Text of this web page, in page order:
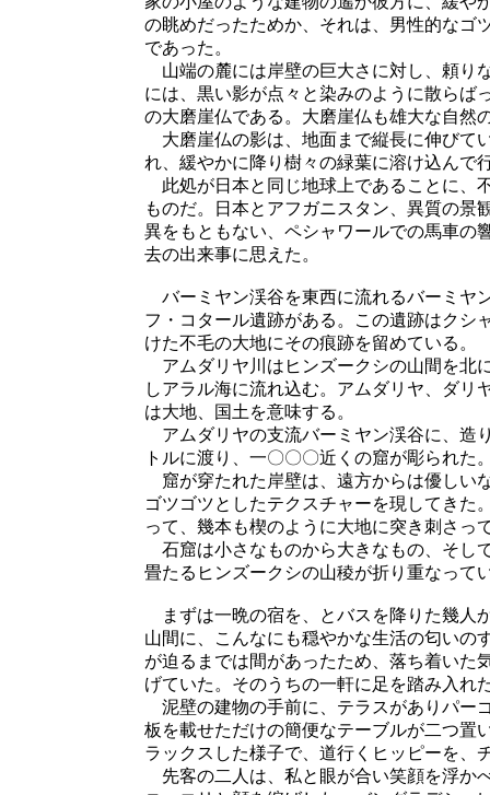
の眺めだったためか、それは、男性的なゴ
であった。
山端の麓には岸壁の巨大さに対し、頼り
には、黒い影が点々と染みのように散らば
の大磨崖仏である。大磨崖仏も雄大な自然
大磨崖仏の影は、地面まで縦長に伸びて
れ、緩やかに降り樹々の緑葉に溶け込んで
此処が日本と同じ地球上であることに、
ものだ。日本とアフガニスタン、異質の景
異をもともない、ペシャワールでの馬車の
去の出来事に思えた。
バーミヤン渓谷を東西に流れるバーミヤ
フ・コタール遺跡がある。この遺跡はクシ
けた不毛の大地にその痕跡を留めている。
アムダリヤ川はヒンズークシの山間を北
しアラル海に流れ込む。アムダリヤ、ダリ
は大地、国土を意味する。
アムダリヤの支流バーミヤン渓谷に、造
トルに渡り、一〇〇〇近くの窟が彫られ
窟が穿たれた岸壁は、遠方からは優しい
ゴツゴツとしたテクスチャーを現してきた
って、幾本も楔のように大地に突き刺さっ
石窟は小さなものから大きなもの、そし
畳たるヒンズークシの山稜が折り重なって
まずは一晩の宿を、とバスを降りた幾人
山間に、こんなにも穏やかな生活の匂いの
が迫るまでは間があったため、落ち着いた
げていた。そのうちの一軒に足を踏み入れ
泥壁の建物の手前に、テラスがありパー
板を載せただけの簡便なテーブルが二つ置
ラックスした様子で、道行くヒッピーを、
先客の二人は、私と眼が合い笑顔を浮か